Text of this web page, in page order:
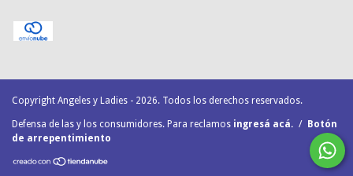
Copyright Angeles y Ladies - 2026. Todos los derechos reservados.
Defensa de las y los consumidores. Para reclamos ingresá acá. / Botón
de arrepentimiento